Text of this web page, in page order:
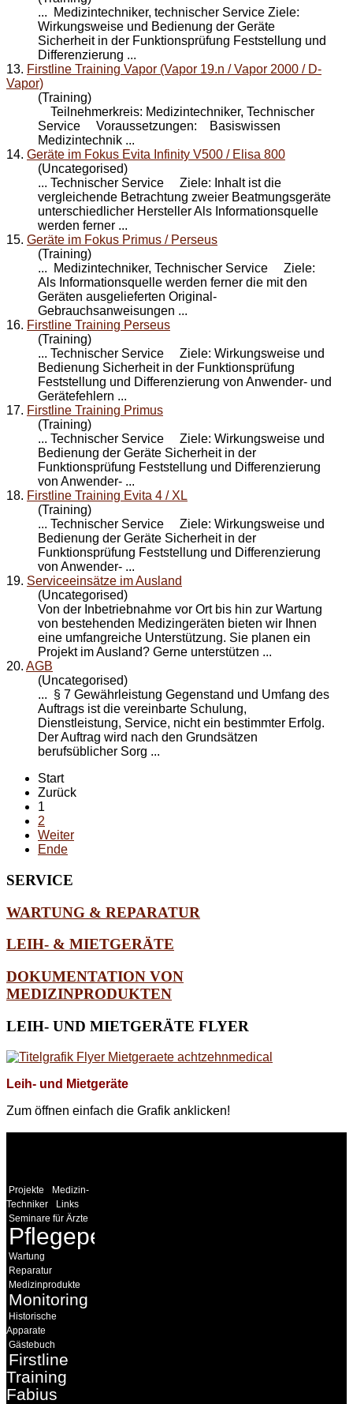
... Medizintechniker, technischer Service Ziele:
Wirkungsweise und Bedienung der Geräte
Sicherheit in der Funktionsprüfung Feststellung und
Differenzierung ...
13. Firstline Training Vapor (Vapor 19.n / Vapor 2000 / D-
Vapor)
(Training)
Teilnehmerkreis: Medizintechniker, Technischer
Service Voraussetzungen: Basiswissen
Medizintechnik ...
14. Geräte im Fokus Evita Infinity V500 / Elisa 800
(Uncategorised)
... Technischer Service Ziele: Inhalt ist die
vergleichende Betrachtung zweier Beatmungsgeräte
unterschiedlicher Hersteller Als Informationsquelle
werden ferner ...
15. Geräte im Fokus Primus / Perseus
(Training)
... Medizintechniker, Technischer Service Ziele:
Als Informationsquelle werden ferner die mit den
Geräten ausgelieferten Original-
Gebrauchsanweisungen ...
16. Firstline Training Perseus
(Training)
... Technischer Service Ziele: Wirkungsweise und
Bedienung Sicherheit in der Funktionsprüfung
Feststellung und Differenzierung von Anwender- und
Gerätefehlern ...
17. Firstline Training Primus
(Training)
... Technischer Service Ziele: Wirkungsweise und
Bedienung der Geräte Sicherheit in der
Funktionsprüfung Feststellung und Differenzierung
von Anwender- ...
18. Firstline Training Evita 4 / XL
(Training)
... Technischer Service Ziele: Wirkungsweise und
Bedienung der Geräte Sicherheit in der
Funktionsprüfung Feststellung und Differenzierung
von Anwender- ...
19. Serviceeinsätze im Ausland
(Uncategorised)
Von der Inbetriebnahme vor Ort bis hin zur Wartung
von bestehenden Medizingeräten bieten wir Ihnen
eine umfangreiche Unterstützung. Sie planen ein
Projekt im Ausland? Gerne unterstützen ...
20. AGB
(Uncategorised)
... § 7 Gewährleistung Gegenstand und Umfang des
Auftrags ist die vereinbarte Schulung,
Dienstleistung, Service, nicht ein bestimmter Erfolg.
Der Auftrag wird nach den Grundsätzen
berufsüblicher Sorg ...
Start
Zurück
1
2
Weiter
Ende
SERVICE
WARTUNG & REPARATUR
LEIH- & MIETGERÄTE
DOKUMENTATION VON
MEDIZINPRODUKTEN
LEIH- UND MIETGERÄTE FLYER
Leih- und Mietgeräte
Zum öffnen einfach die Grafik anklicken!
Projekte
Medizin-
Techniker
Links
Seminare für Ärzte
Pflegepersonal
Wartung
Reparatur
Medizinprodukte
Monitoring
Historische
Apparate
Gästebuch
Firstline
Training
Fabius